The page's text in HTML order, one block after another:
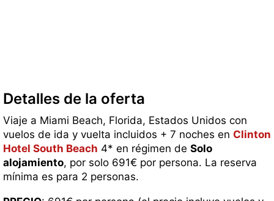
Detalles de la oferta
Viaje a Miami Beach, Florida, Estados Unidos con
vuelos de ida y vuelta incluidos + 7 noches en Clinton
Hotel South Beach 4* en régimen de Solo
alojamiento, por solo 691€ por persona. La reserva
mínima es para 2 personas.